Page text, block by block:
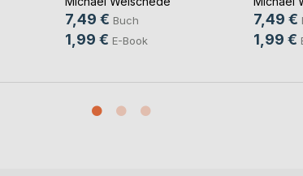
7,49 € Buch
1,99 € E-Book
7,49 €
1,99 €